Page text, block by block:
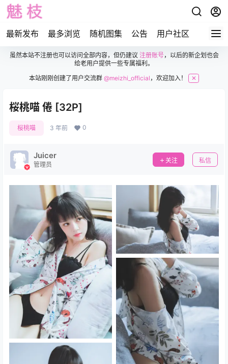
最新发布 最多浏览 随机图集 公告 用户社区
虽然本站不注册也可以访问全部内容，但仍建议 注册账号，以后的新企划也会
给老用户提供一些专属福利。
本站刚刚创建了用户交流群@meizhi_official ，欢迎加入！ ✕
桜桃喵 倦 [32P]
桜桃喵 3 年前 0
Juicer
管理员
关注 私信